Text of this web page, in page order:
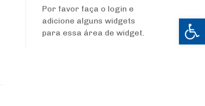
Abrir
Por favor faça o login e
adicione alguns widgets
para essa área de widget.